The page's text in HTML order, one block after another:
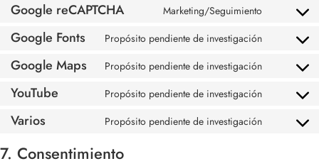
Google reCAPTCHA Marketing/Seguimiento
Google Fonts Propósito pendiente de investigación
Google Maps Propósito pendiente de investigación
YouTube Propósito pendiente de investigación
Varios Propósito pendiente de investigación
7. Consentimiento